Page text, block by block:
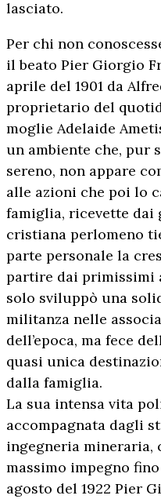
lasciato.
Per chi non
il beato Pier Giorgio
aprile del 1901 da
proprietario del
moglie Adelaide
un ambiente che, pur
sereno, non appare
alle azioni che poi lo
famiglia, ricevette dai
cristiana perlomeno
parte personale la
partire dai primissimi
solo sviluppò una
militanza nelle
dell’epoca, ma fece
quasi unica
dalla famiglia.
La sua intensa vita
accompagnata dagli
ingegneria mineraria,
massimo impegno
agosto del 1922 Pier